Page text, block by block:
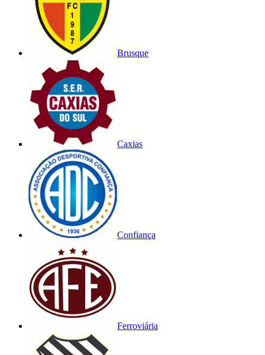
Brusque
Caxias
Confiança
Ferroviária